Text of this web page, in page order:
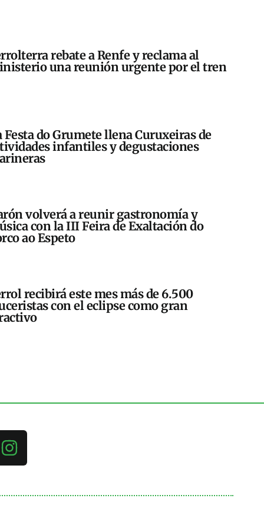
rebate a Renfe y reclama al
una reunión urgente por el tren
Festa do Grumete llena Curuxeiras de
infantiles y degustaciones
volverá a reunir gastronomía y
con la III Feira de Exaltación do
ao Espeto
recibirá este mes más de 6.500
con el eclipse como gran